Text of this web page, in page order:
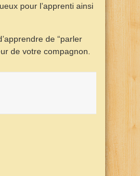
pour l’apprenti ainsi
de “parler
de votre compagnon.